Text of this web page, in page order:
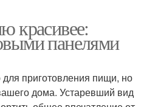
красивее:
панелями
для приготовления пищи, но
дома. Устаревший вид